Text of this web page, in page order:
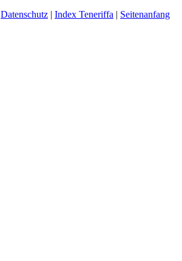
Datenschutz | Index Teneriffa | Seitenanfang